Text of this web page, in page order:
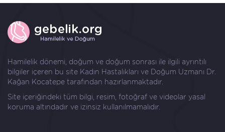
Hamilelik dönemi, doğum ve doğum sonrası ile ilgili ayrıntılı
bilgiler içeren bu site Kadın Hastalıkları ve Doğum Uzmanı Dr.
Kağan Kocatepe tarafından hazırlanmaktadır.
Site içeriğindeki tüm bilgi, resim, fotoğraf ve videolar yasal
koruma altındadır ve izinsiz kullanılmamalıdır.